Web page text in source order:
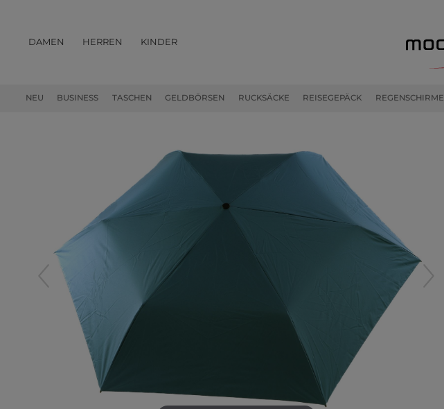
DAMEN HERREN KINDER
NEU BUSINESS TASCHEN GELDBÖRSEN RUCKSÄCKE REISEGEPÄCK REGENSCHIRME